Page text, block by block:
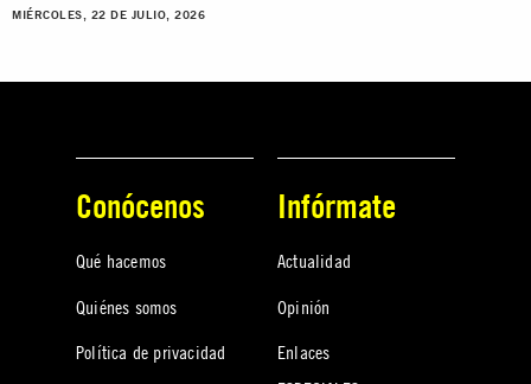
MIÉRCOLES, 22 DE JULIO, 2026
Conócenos
Qué hacemos
Quiénes somos
Política de privacidad
Infórmate
Actualidad
Opinión
Enlaces